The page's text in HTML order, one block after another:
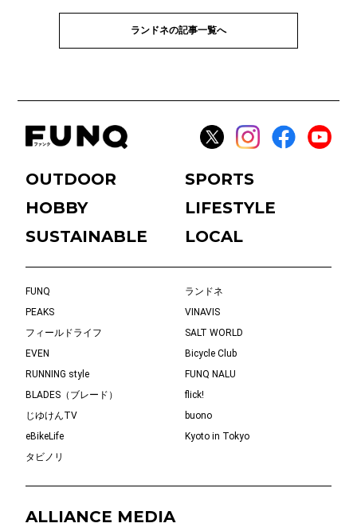
ランドネの記事一覧へ
OUTDOOR
SPORTS
HOBBY
LIFESTYLE
SUSTAINABLE
LOCAL
FUNQ
ランドネ
PEAKS
VINAVIS
フィールドライフ
SALT WORLD
EVEN
Bicycle Club
RUNNING style
FUNQ NALU
BLADES（ブレード）
flick!
じゆけんTV
buono
eBikeLife
Kyoto in Tokyo
タビノリ
ALLIANCE MEDIA